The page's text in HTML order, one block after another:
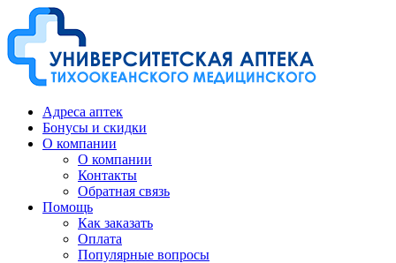
Адреса аптек
Бонусы и скидки
О компании
О компании
Контакты
Обратная связь
Помощь
Как заказать
Оплата
Популярные вопросы